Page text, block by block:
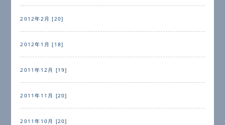
2012年2月 [20]
2012年1月 [18]
2011年12月 [19]
2011年11月 [20]
2011年10月 [20]